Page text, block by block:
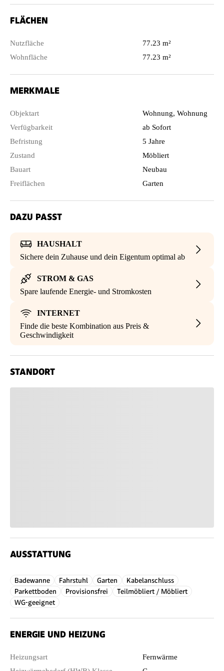
FLÄCHEN
Nutzfläche
77.23 m²
Wohnfläche
77.23 m²
MERKMALE
Objektart
Wohnung, Wohnung
Verfügbarkeit
ab Sofort
Befristung
5 Jahre
Zustand
Möbliert
Bauart
Neubau
Freiflächen
Garten
DAZU PASST
HAUSHALT
Sichere dein Zuhause und dein Eigentum optimal ab
STROM & GAS
Spare laufende Energie- und Stromkosten
INTERNET
Finde die beste Kombination aus Preis &
Geschwindigkeit
STANDORT
AUSSTATTUNG
Badewanne Fahrstuhl Garten
Kabelanschluss
Parkettboden
Provisionsfrei
Teilmöbliert / Möbliert
WG-geeignet
ENERGIE UND HEIZUNG
Heizungsart
Fernwärme